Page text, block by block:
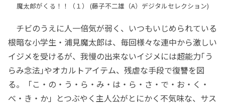
魔太郎がくる！！（１） (藤子不二雄（A）デジタルセレクション)
チビのうえに人一倍気が弱く、いつもいじめられている
根暗な小学生・浦見魔太郎は、毎回様々な連中から激しい
イジメを受けるが、我慢の出来ないイジメには超能力｢う
らみ念法｣やオカルトアイテム、残虐な手段で復讐を図
る。「こ・の・う・ら・み・は・ら・さ・で・お・く・
べ・き・か」とつぶやく主人公がとにかく不気味な、サス